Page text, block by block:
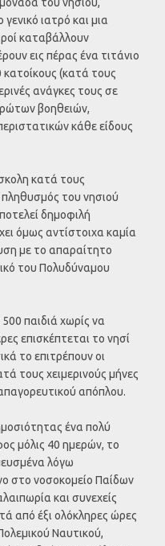
ιατρό και μια
καταβάλλουν
εις πέρας ένα τιτάνιο
(κατά τους
ανάγκες τους σε
βοηθειών,
κάθε είδους
κατά τους
πληθυσμός του νησιού
δημοφιλή
όμως αντίστοιχα καμία
με το απαραίτητο
του Πολυδύναμου
παιδιά χωρίς να
επισκέπτεται το νησί
το επιτρέπουν οι
τους χειμερινούς μήνες
απόπλου.
ένα πολύ
μόλις 40 ημερών, το
λόγω
στο νοσοκομείο Παίδων
και συνεχείς
από έξι ολόκληρες ώρες
Ναυτικού,